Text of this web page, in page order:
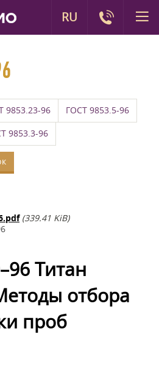
9853.23-96 ГОСТ 9853.5-96
9853.3-96
(339.41 KiB)
Титан
отбора
проб
RU